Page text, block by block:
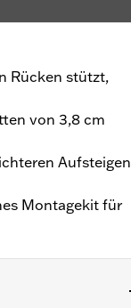
Rücken stützt,
von 3,8 cm
Aufsteigen
Montagekit für